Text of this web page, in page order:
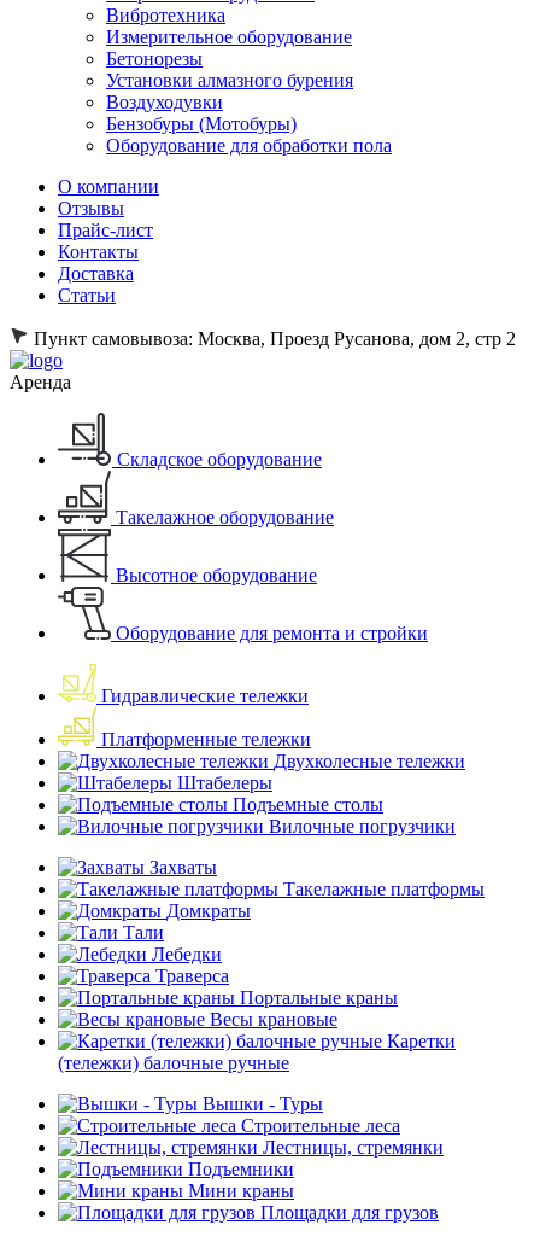
Вибротехника
Измерительное оборудование
Бетонорезы
Установки алмазного бурения
Воздуходувки
Бензобуры (Мотобуры)
Оборудование для обработки пола
О компании
Отзывы
Прайс-лист
Контакты
Доставка
Статьи
Пункт самовывоза: Москва, Проезд Русанова, дом 2, стр 2
Аренда
Складское оборудование
Такелажное оборудование
Высотное оборудование
Оборудование для ремонта и стройки
Гидравлические тележки
Платформенные тележки
Двухколесные тележки
Штабелеры
Подъемные столы
Вилочные погрузчики
Захваты
Такелажные платформы
Домкраты
Тали
Лебедки
Траверса
Портальные краны
Весы крановые
Каретки
(тележки) балочные ручные
Вышки - Туры
Строительные леса
Лестницы, стремянки
Подъемники
Мини краны
Площадки для грузов